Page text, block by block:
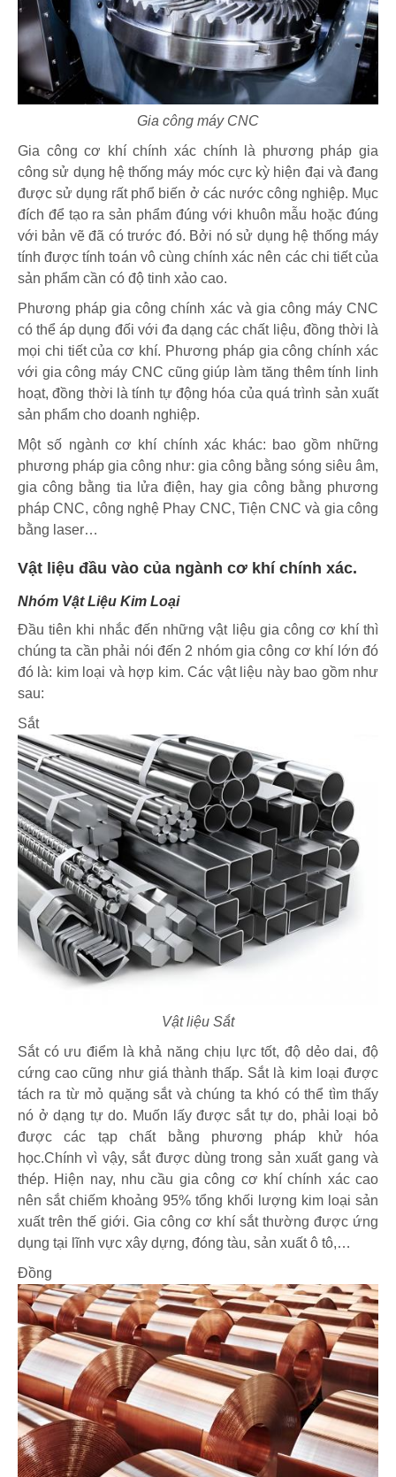
Gia công máy CNC
Gia công cơ khí chính xác chính là phương pháp gia
công sử dụng hệ thống máy móc cực kỳ hiện đại và đang
được sử dụng rất phổ biến ở các nước công nghiệp. Mục
đích để tạo ra sản phẩm đúng với khuôn mẫu hoặc đúng
với bản vẽ đã có trước đó. Bởi nó sử dụng hệ thống máy
tính được tính toán vô cùng chính xác nên các chi tiết của
sản phẩm cần có độ tinh xảo cao.
Phương pháp gia công chính xác và gia công máy CNC
có thể áp dụng đối với đa dạng các chất liệu, đồng thời là
mọi chi tiết của cơ khí. Phương pháp gia công chính xác
với gia công máy CNC cũng giúp làm tăng thêm tính linh
hoạt, đồng thời là tính tự động hóa của quá trình sản xuất
sản phẩm cho doanh nghiệp.
Một số ngành cơ khí chính xác khác: bao gồm những
phương pháp gia công như: gia công bằng sóng siêu âm,
gia công bằng tia lửa điện, hay gia công bằng phương
pháp CNC, công nghệ Phay CNC, Tiện CNC và gia công
bằng laser…
Vật liệu đầu vào của ngành cơ khí chính xác.
Nhóm Vật Liệu Kim Loại
Đầu tiên khi nhắc đến những vật liệu gia công cơ khí thì
chúng ta cần phải nói đến 2 nhóm gia công cơ khí lớn đó
đó là: kim loại và hợp kim. Các vật liệu này bao gồm như
sau:
Sắt
Vật liệu Sắt
Sắt có ưu điểm là khả năng chịu lực tốt, độ dẻo dai, độ
cứng cao cũng như giá thành thấp. Sắt là kim loại được
tách ra từ mỏ quặng sắt và chúng ta khó có thể tìm thấy
nó ở dạng tự do. Muốn lấy được sắt tự do, phải loại bỏ
được các tạp chất bằng phương pháp khử hóa
học.Chính vì vậy, sắt được dùng trong sản xuất gang và
thép. Hiện nay, nhu cầu gia công cơ khí chính xác cao
nên sắt chiếm khoảng 95% tổng khối lượng kim loại sản
xuất trên thế giới. Gia công cơ khí sắt thường được ứng
dụng tại lĩnh vực xây dựng, đóng tàu, sản xuất ô tô,…
Đồng